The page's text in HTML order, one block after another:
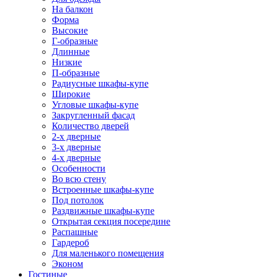
На балкон
Форма
Высокие
Г-образные
Длинные
Низкие
П-образные
Радиусные шкафы-купе
Широкие
Угловые шкафы-купе
Закругленный фасад
Количество дверей
2-х дверные
3-х дверные
4-х дверные
Особенности
Во всю стену
Встроенные шкафы-купе
Под потолок
Раздвижные шкафы-купе
Открытая секция посередине
Распашные
Гардероб
Для маленького помещения
Эконом
Гостиные